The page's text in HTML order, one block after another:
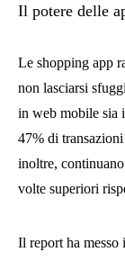
Il potere delle
Le shopping app
non lasciarsi
in web mobile sia
47% di
inoltre,
volte superiori
Il report ha